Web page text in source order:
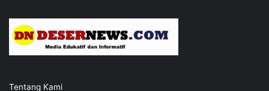
Tentang Kami